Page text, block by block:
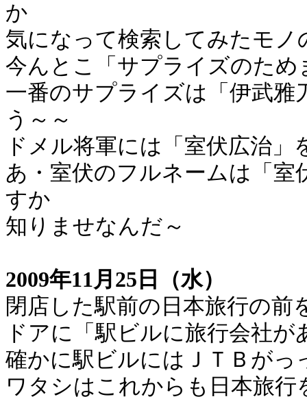
か
気になって検索してみたモノ
今んとこ「サプライズのた
一番のサプライズは「伊武
う～～
ドメル将軍には「室伏広治」
あ・室伏のフルネームは「
すか
知りませなんだ～
2009年11月25日（水）
閉店した駅前の日本旅行の前
ドアに「駅ビルに旅行会社
確かに駅ビルにはＪＴＢが
ワタシはこれからも日本旅